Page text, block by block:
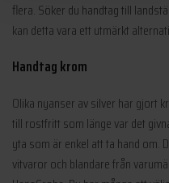
flera. Söker du handtag till
kan detta vara ett utmärkt
Handtag krom
Olika nyanser av silver har gjort
till rostfritt som länge var det
yta som är enkel att ta hand om.
vitvaror och blandare från